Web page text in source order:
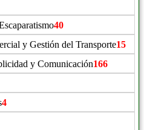
40
y Gestión del Transporte15
y Comunicación166
4